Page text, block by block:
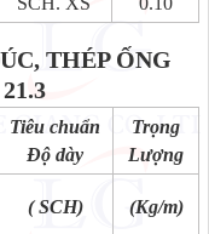
THÉP ỐNG
Tiêu chuẩn
Độ dày
Trọng
Lượng
( SCH) (Kg/m)